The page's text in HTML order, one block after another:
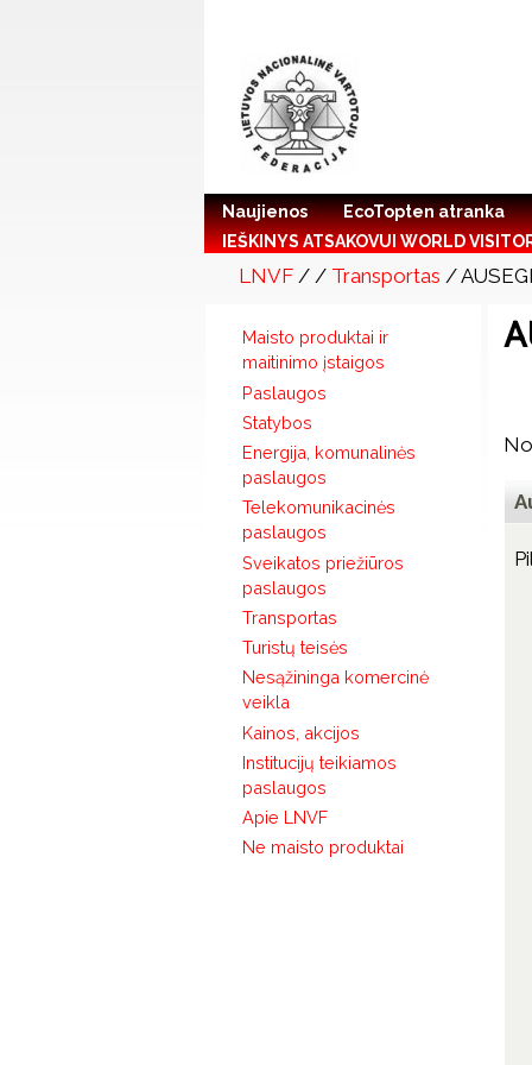
Naujienos EcoTopten atranka
IEŠKINYS ATSAKOVUI WORLD
LNVF/ / Transportas /
Maisto produktai ir
maitinimo įstaigos
Paslaugos
Statybos
Energija, komunalinės
paslaugos
Telekomunikacinės
paslaugos
Sveikatos priežiūros
paslaugos
Transportas
Turistų teisės
Nesąžininga komercinė
veikla
Kainos, akcijos
Institucijų teikiamos
paslaugos
Apie LNVF
Ne maisto produktai